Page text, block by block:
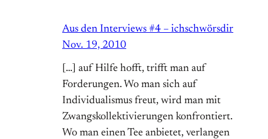
Aus den Interviews #4 – ichschwörsdir
Nov. 19, 2010
[…] auf Hilfe hofft, trifft man auf
Forderungen. Wo man sich auf
Individualismus freut, wird man mit
Zwangskollektivierungen konfrontiert.
Wo man einen Tee anbietet, verlangen